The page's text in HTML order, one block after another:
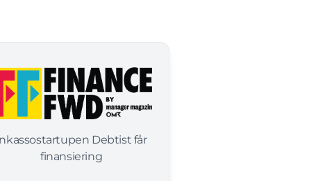
Debtist får
finansiering